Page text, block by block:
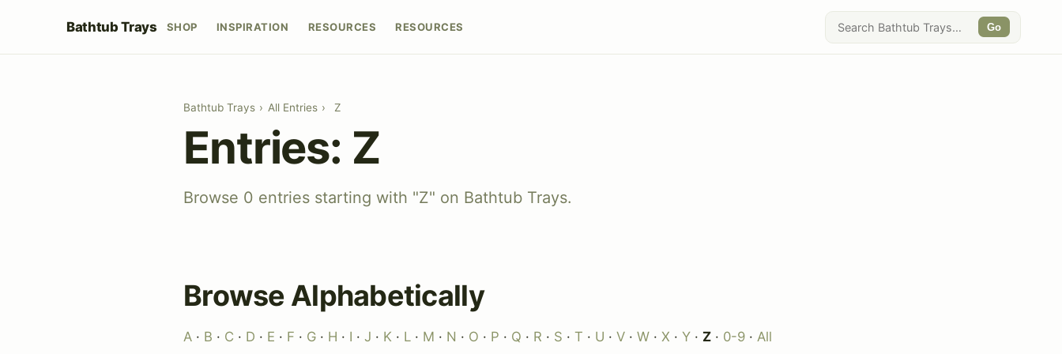
Bathtub Trays SHOP INSPIRATION RESOURCES RESOURCES Go
Bathtub Trays › All Entries › Z
Entries: Z
Browse 0 entries starting with "Z" on Bathtub Trays.
Browse Alphabetically
A · B · C · D · E · F · G · H · I · J · K · L · M · N · O · P · Q · R · S · T · U · V · W · X · Y · Z · 0-9 · All